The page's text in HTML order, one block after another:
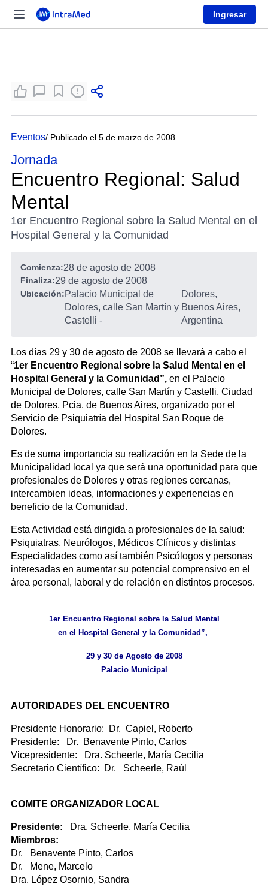
Ingresar
Eventos/ Publicado el 5 de marzo de 2008
Jornada
Encuentro Regional: Salud
Mental
1er Encuentro Regional sobre la Salud Mental en el
Hospital General y la Comunidad
Comienza:28 de agosto de 2008
Finaliza:29 de agosto de 2008
Ubicación:Palacio Municipal de
Dolores, calle San Martín y
Castelli -
Dolores,
Buenos Aires,
Argentina
Los días 29 y 30 de agosto de 2008 se llevará a cabo el
“1er Encuentro Regional sobre la Salud Mental en el
Hospital General y la Comunidad”, en el Palacio
Municipal de Dolores, calle San Martín y Castelli, Ciudad
de Dolores, Pcia. de Buenos Aires, organizado por el
Servicio de Psiquiatría del Hospital San Roque de
Dolores.
Es de suma importancia su realización en la Sede de la
Municipalidad local ya que será una oportunidad para que
profesionales de Dolores y otras regiones cercanas,
intercambien ideas, informaciones y experiencias en
beneficio de la Comunidad.
Esta Actividad está dirigida a profesionales de la salud:
Psiquiatras, Neurólogos, Médicos Clínicos y distintas
Especialidades como así también Psicólogos y personas
interesadas en aumentar su potencial comprensivo en el
área personal, laboral y de relación en distintos procesos.
1er Encuentro Regional sobre la Salud Mental
en el Hospital General y la Comunidad”,
29 y 30 de Agosto de 2008
Palacio Municipal
AUTORIDADES DEL ENCUENTRO
Presidente Honorario: Dr. Capiel, Roberto
Presidente: Dr. Benavente Pinto, Carlos
Vicepresidente: Dra. Scheerle, María Cecilia
Secretario Científico: Dr. Scheerle, Raúl
COMITE ORGANIZADOR LOCAL
Presidente: Dra. Scheerle, María Cecilia
Miembros:
Dr. Benavente Pinto, Carlos
Dr. Mene, Marcelo
Dra. López Osornio, Sandra